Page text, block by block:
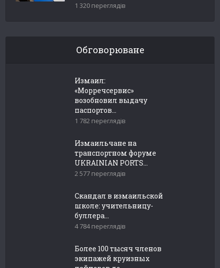
1 320 переглядів
Обговорюване
Измаил:
«Морречсервис»
возобновил выдачу
паспортов...
1 782 переглядів
Измаильчане на
транспортном форуме
UKRAINIAN PORTS...
2 577 переглядів
Скандал в измаильской
школе: учительницу-
буллера...
4 784 переглядів
Более 100 тысяч членов
экипажей круизных